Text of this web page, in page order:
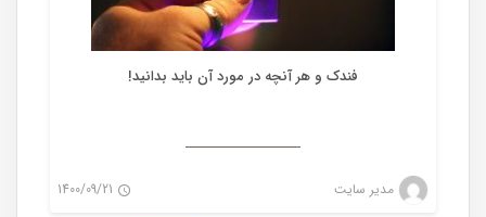
فندک و هر آنچه در مورد آن باید بدانید!
مدیر سایت 1400/09/21
فندک